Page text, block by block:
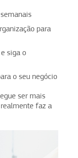
para
siga o
o seu negócio
ser mais
faz a